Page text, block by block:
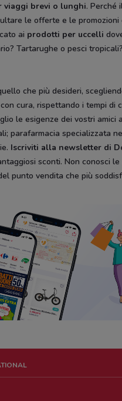
viaggi brevi o lunghi. Perché
le offerte e le promozioni
ai prodotti per uccelli
Tartarughe o pesci
che più desideri,
cura, rispettando i tempi di
le esigenze dei vostri amici
parafarmacia specializzata
Iscriviti alla newsletter di
sconti. Non conosci
punto vendita che più